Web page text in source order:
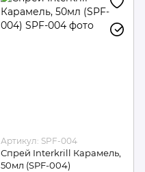
Артикул: SPF-004
Спрей Interkrill Карамель,
50мл (SPF-004)